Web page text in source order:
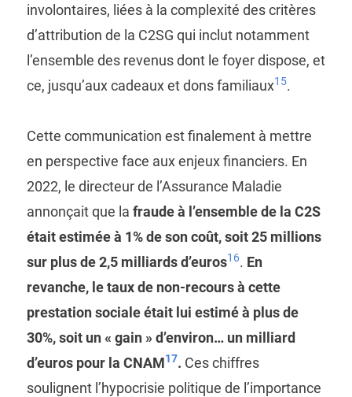
involontaires, liées à la complexité des critères
d’attribution de la C2SG qui inclut notamment
l’ensemble des revenus dont le foyer dispose, et
ce, jusqu’aux cadeaux et dons familiaux15.
Cette communication est finalement à mettre
en perspective face aux enjeux financiers. En
2022, le directeur de l’Assurance Maladie
annonçait que la fraude à l’ensemble de la C2S
était estimée à 1% de son coût, soit 25 millions
sur plus de 2,5 milliards d’euros16. En
revanche, le taux de non-recours à cette
prestation sociale était lui estimé à plus de
30%, soit un « gain » d’environ… un milliard
d’euros pour la CNAM17. Ces chiffres
soulignent l’hypocrisie politique de l’importance